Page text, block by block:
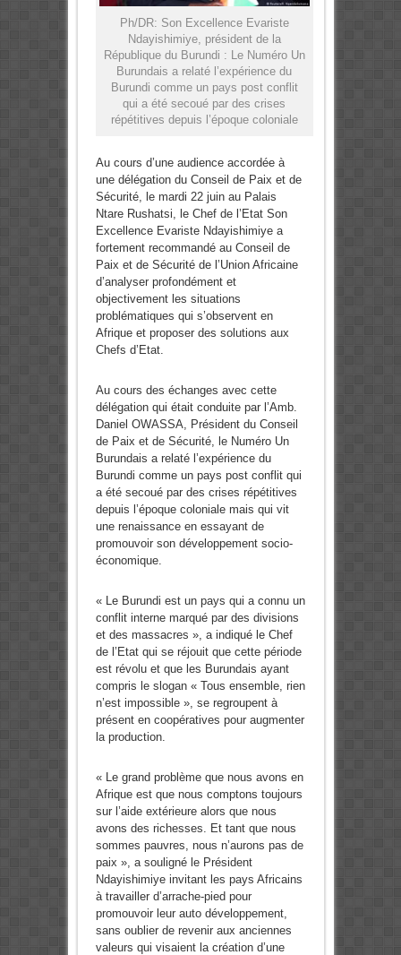
Ph/DR: Son Excellence Evariste
Ndayishimiye, président de la
République du Burundi : Le Numéro Un
Burundais a relaté l’expérience du
Burundi comme un pays post conflit
qui a été secoué par des crises
répétitives depuis l’époque coloniale
Au cours d’une audience accordée à
une délégation du Conseil de Paix et de
Sécurité, le mardi 22 juin au Palais
Ntare Rushatsi, le Chef de l’Etat Son
Excellence Evariste Ndayishimiye a
fortement recommandé au Conseil de
Paix et de Sécurité de l’Union Africaine
d’analyser profondément et
objectivement les situations
problématiques qui s’observent en
Afrique et proposer des solutions aux
Chefs d’Etat.
Au cours des échanges avec cette
délégation qui était conduite par l’Amb.
Daniel OWASSA, Président du Conseil
de Paix et de Sécurité, le Numéro Un
Burundais a relaté l’expérience du
Burundi comme un pays post conflit qui
a été secoué par des crises répétitives
depuis l’époque coloniale mais qui vit
une renaissance en essayant de
promouvoir son développement socio-
économique.
« Le Burundi est un pays qui a connu un
conflit interne marqué par des divisions
et des massacres », a indiqué le Chef
de l’Etat qui se réjouit que cette période
est révolu et que les Burundais ayant
compris le slogan « Tous ensemble, rien
n’est impossible », se regroupent à
présent en coopératives pour augmenter
la production.
« Le grand problème que nous avons en
Afrique est que nous comptons toujours
sur l’aide extérieure alors que nous
avons des richesses. Et tant que nous
sommes pauvres, nous n’aurons pas de
paix », a souligné le Président
Ndayishimiye invitant les pays Africains
à travailler d’arrache-pied pour
promouvoir leur auto développement,
sans oublier de revenir aux anciennes
valeurs qui visaient la création d’une